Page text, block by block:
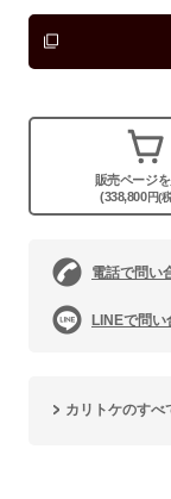
販売ページ
(338,800円(
電話で問い
LINEで問い
カリトケのすべ